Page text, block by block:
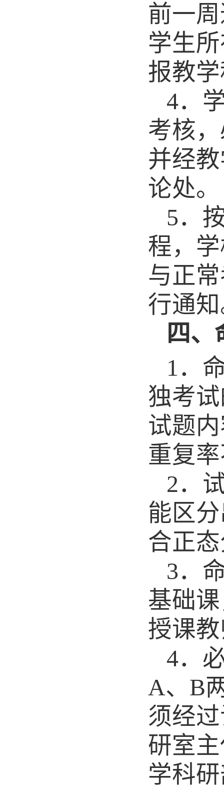
前一
学生
报教
4．
考核
并经
论处。
5．
程，
与正
行通
四、
1．
独考
试题
重复
2．
能区
合正
3．
基础
授课
4．
A、 B
须经
研室
学科